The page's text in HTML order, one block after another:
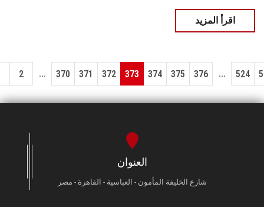
اقرأ المزيد
2 ... 370 371 372 373 374 375 376 ... 524
العنوان
شارع الخليفة المأمون - العباسية - القاهرة - مصر